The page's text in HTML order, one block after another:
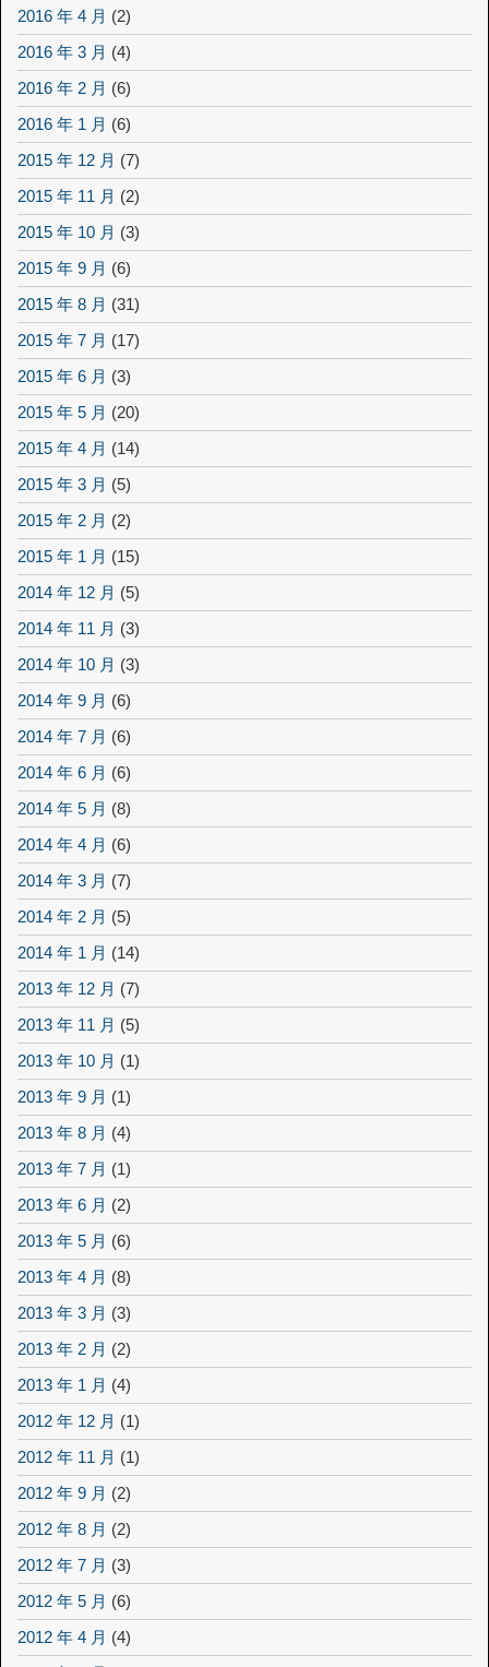
2016 年 4 月 (2)
2016 年 3 月 (4)
2016 年 2 月 (6)
2016 年 1 月 (6)
2015 年 12 月 (7)
2015 年 11 月 (2)
2015 年 10 月 (3)
2015 年 9 月 (6)
2015 年 8 月 (31)
2015 年 7 月 (17)
2015 年 6 月 (3)
2015 年 5 月 (20)
2015 年 4 月 (14)
2015 年 3 月 (5)
2015 年 2 月 (2)
2015 年 1 月 (15)
2014 年 12 月 (5)
2014 年 11 月 (3)
2014 年 10 月 (3)
2014 年 9 月 (6)
2014 年 7 月 (6)
2014 年 6 月 (6)
2014 年 5 月 (8)
2014 年 4 月 (6)
2014 年 3 月 (7)
2014 年 2 月 (5)
2014 年 1 月 (14)
2013 年 12 月 (7)
2013 年 11 月 (5)
2013 年 10 月 (1)
2013 年 9 月 (1)
2013 年 8 月 (4)
2013 年 7 月 (1)
2013 年 6 月 (2)
2013 年 5 月 (6)
2013 年 4 月 (8)
2013 年 3 月 (3)
2013 年 2 月 (2)
2013 年 1 月 (4)
2012 年 12 月 (1)
2012 年 11 月 (1)
2012 年 9 月 (2)
2012 年 8 月 (2)
2012 年 7 月 (3)
2012 年 5 月 (6)
2012 年 4 月 (4)